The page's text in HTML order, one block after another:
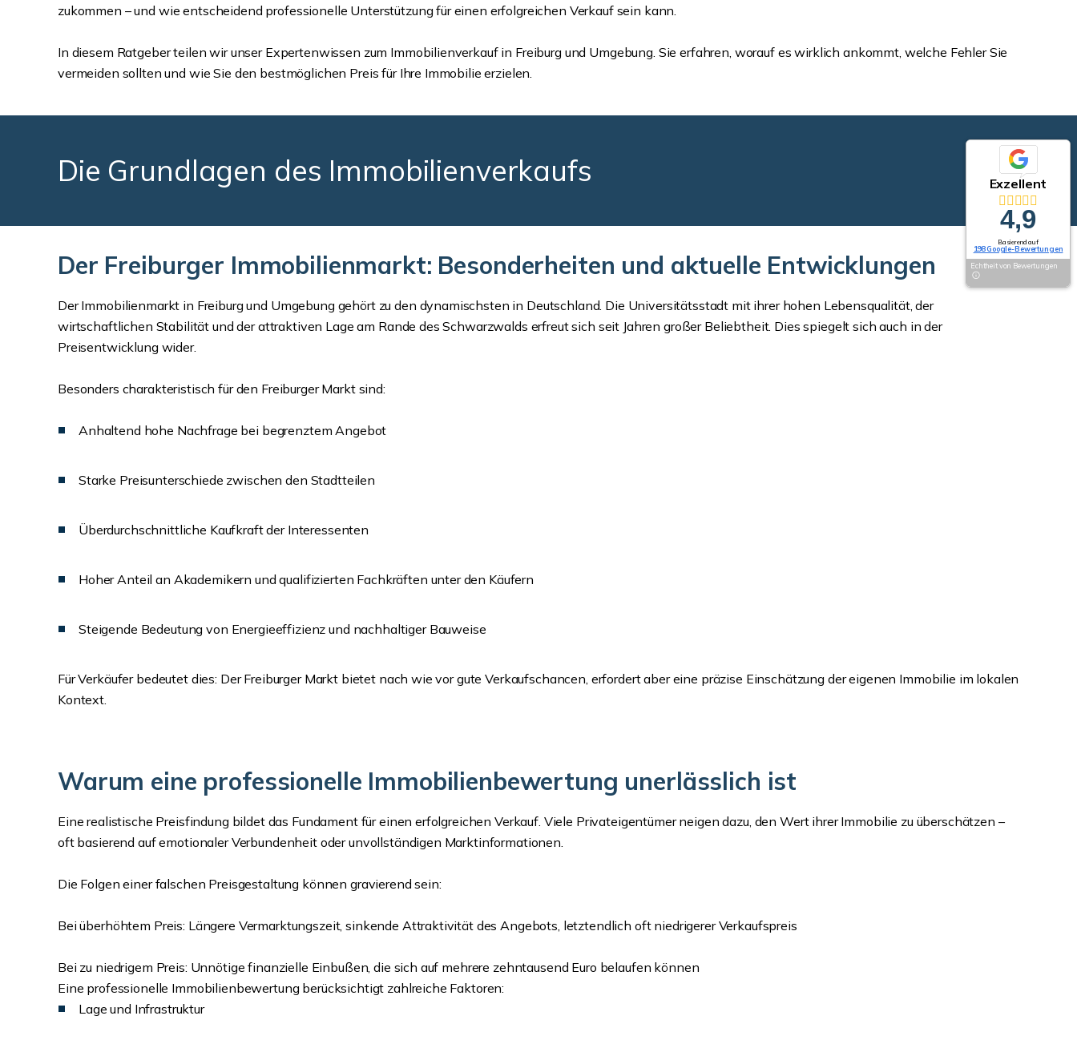
zukommen – und wie entscheidend professionelle Unterstützung für einen erfolgreichen Verkauf sein kann.
In diesem Ratgeber teilen wir unser Expertenwissen zum Immobilienverkauf in Freiburg und Umgebung. Sie erfahren, worauf es wirklich ankommt, welche Fehler Sie
vermeiden sollten und wie Sie den bestmöglichen Preis für Ihre Immobilie erzielen.
Die Grundlagen des Immobilienverkaufs
Der Freiburger Immobilienmarkt: Besonderheiten und aktuelle Entwicklungen
Der Immobilienmarkt in Freiburg und Umgebung gehört zu den dynamischsten in Deutschland. Die Universitätsstadt mit ihrer hohen Lebensqualität, der
wirtschaftlichen Stabilität und der attraktiven Lage am Rande des Schwarzwalds erfreut sich seit Jahren großer Beliebtheit. Dies spiegelt sich auch in der
Preisentwicklung wider.
Besonders charakteristisch für den Freiburger Markt sind:
Anhaltend hohe Nachfrage bei begrenztem Angebot
Starke Preisunterschiede zwischen den Stadtteilen
Überdurchschnittliche Kaufkraft der Interessenten
Hoher Anteil an Akademikern und qualifizierten Fachkräften unter den Käufern
Steigende Bedeutung von Energieeffizienz und nachhaltiger Bauweise
Für Verkäufer bedeutet dies: Der Freiburger Markt bietet nach wie vor gute Verkaufschancen, erfordert aber eine präzise Einschätzung der eigenen Immobilie im lokalen
Kontext.
Warum eine professionelle Immobilienbewertung unerlässlich ist
Eine realistische Preisfindung bildet das Fundament für einen erfolgreichen Verkauf. Viele Privateigentümer neigen dazu, den Wert ihrer Immobilie zu überschätzen –
oft basierend auf emotionaler Verbundenheit oder unvollständigen Marktinformationen.
Die Folgen einer falschen Preisgestaltung können gravierend sein:
Bei überhöhtem Preis: Längere Vermarktungszeit, sinkende Attraktivität des Angebots, letztendlich oft niedrigerer Verkaufspreis
Bei zu niedrigem Preis: Unnötige finanzielle Einbußen, die sich auf mehrere zehntausend Euro belaufen können
Eine professionelle Immobilienbewertung berücksichtigt zahlreiche Faktoren:
Lage und Infrastruktur
Exzellent
4,9
Basierend auf
198 Google-Bewertungen
Echtheit von Bewertungen